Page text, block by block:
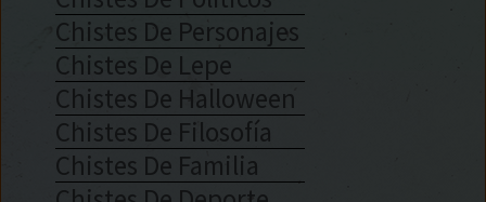
Chistes De Personajes
Chistes De Lepe
Chistes De Halloween
Chistes De Filosofía
Chistes De Familia